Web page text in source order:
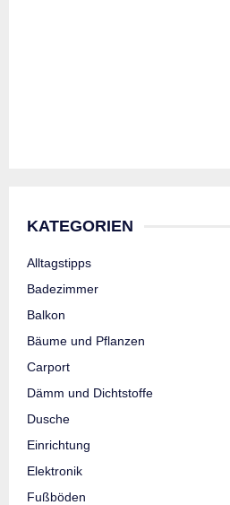
KATEGORIEN
Alltagstipps
Badezimmer
Balkon
Bäume und Pflanzen
Carport
Dämm und Dichtstoffe
Dusche
Einrichtung
Elektronik
Fußböden